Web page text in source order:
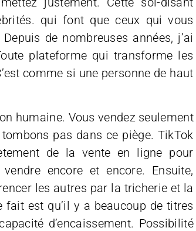
qui font que ceux qui vous
de nombreuses années, j’ai
plateforme qui transforme les
comme si une personne de haut
humaine. Vous vendez seulement
pas dans ce piège. TikTok
de la vente en ligne pour
encore et encore. Ensuite,
les autres par la tricherie et la
fait est qu’il y a beaucoup de titres
d’encaissement. Possibilité